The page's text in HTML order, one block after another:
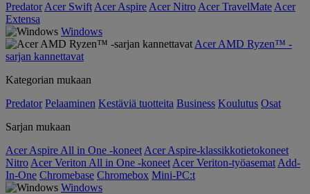
Predator Acer Swift Acer Aspire Acer Nitro Acer TravelMate Acer
Extensa
Windows
Acer AMD Ryzen™ -
sarjan kannettavat
Kategorian mukaan
Predator Pelaaminen Kestäviä tuotteita Business Koulutus Osat
Sarjan mukaan
Acer Aspire All in One -koneet Acer Aspire-klassikkotietokoneet
Nitro Acer Veriton All in One -koneet Acer Veriton-työasemat Add-
In-One Chromebase Chromebox Mini-PC:t
Windows